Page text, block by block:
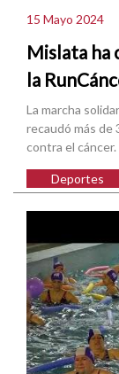
15 Mayo 2024
Mislata ha
la
La marcha
recaudó más de
contra el cáncer.
Deportes